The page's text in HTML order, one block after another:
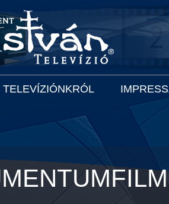
TELEVÍZIÓNKRÓL